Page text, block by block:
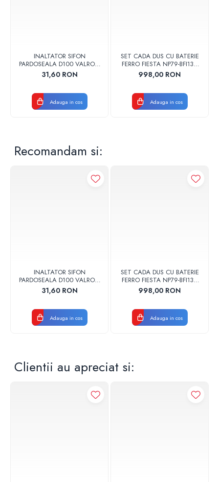
INALTATOR SIFON
PARDOSEALA D100 VALROM
17001900004
31,60 RON
Adauga in cos
SET CADA DUS CU BATERIE
FERRO FIESTA NP79-BFI13U
CROM
998,00 RON
Adauga in cos
Recomandam si:
INALTATOR SIFON
PARDOSEALA D100 VALROM
17001900004
31,60 RON
Adauga in cos
SET CADA DUS CU BATERIE
FERRO FIESTA NP79-BFI13U
CROM
998,00 RON
Adauga in cos
Clientii au apreciat si: